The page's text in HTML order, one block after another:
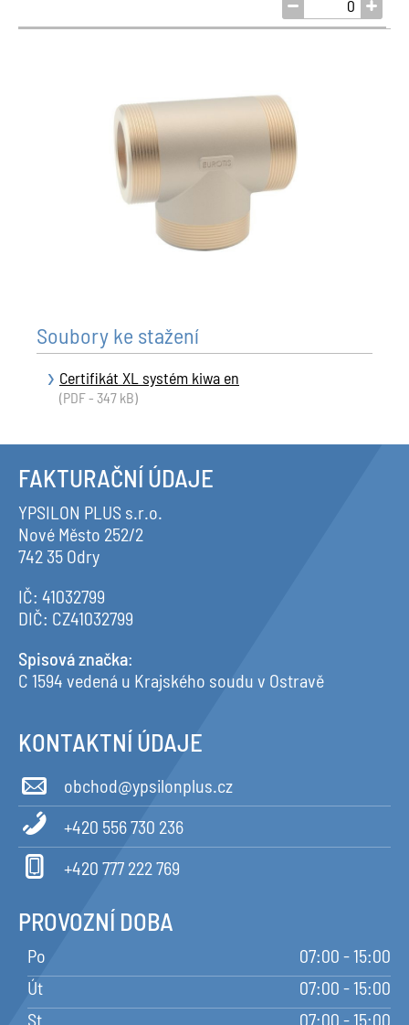
Soubory ke stažení
Certifikát XL systém kiwa en
(PDF - 347 kB)
FAKTURAČNÍ ÚDAJE
YPSILON PLUS s.r.o.
Nové Město 252/2
742 35 Odry
IČ: 41032799
DIČ: CZ41032799
Spisová značka:
C 1594 vedená u Krajského soudu v Ostravě
KONTAKTNÍ ÚDAJE
obchod@ypsilonplus.cz
+420 556 730 236
+420 777 222 769
PROVOZNÍ DOBA
Po
07:00 - 15:00
Út
07:00 - 15:00
St
07:00 - 15:00